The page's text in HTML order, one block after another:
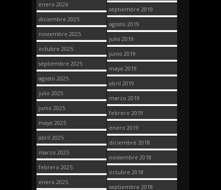
enero 2026
diciembre 2025
noviembre 2025
octubre 2025
septiembre 2025
agosto 2025
julio 2025
junio 2025
mayo 2025
abril 2025
marzo 2025
febrero 2025
enero 2025
septiembre 2019
agosto 2019
julio 2019
junio 2019
mayo 2019
abril 2019
marzo 2019
febrero 2019
enero 2019
diciembre 2018
noviembre 2018
octubre 2018
septiembre 2018